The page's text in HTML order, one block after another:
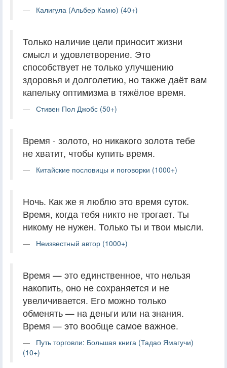
Калигула (Альбер Камю) (40+)
Только наличие цели приносит жизни
смысл и удовлетворение. Это
способствует не только улучшению
здоровья и долголетию, но также даёт вам
капельку оптимизма в тяжёлое время.
Стивен Пол Джобс (50+)
Время - золото, но никакого золота тебе
не хватит, чтобы купить время.
Китайские пословицы и поговорки (1000+)
Ночь. Как же я люблю это время суток.
Время, когда тебя никто не трогает. Ты
никому не нужен. Только ты и твои мысли.
Неизвестный автор (1000+)
Время — это единственное, что нельзя
накопить, оно не сохраняется и не
увеличивается. Его можно только
обменять — на деньги или на знания.
Время — это вообще самое важное.
Путь торговли: Большая книга (Тадао Ямагучи)
(10+)